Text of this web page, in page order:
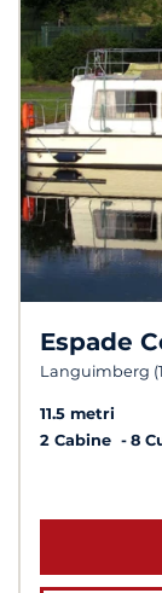
Espade
Languimberg
11.5 metri
2 Cabine
8